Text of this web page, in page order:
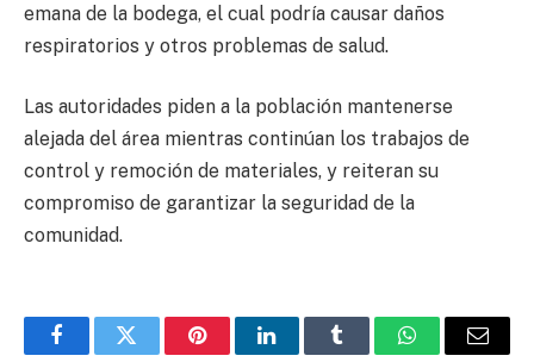
emana de la bodega, el cual podría causar daños
respiratorios y otros problemas de salud.
Las autoridades piden a la población mantenerse
alejada del área mientras continúan los trabajos de
control y remoción de materiales, y reiteran su
compromiso de garantizar la seguridad de la
comunidad.
FacebookTwitter PinterestLinkedInTumblr WhatsAppEmail